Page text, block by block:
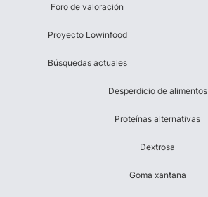
Foro de valoración
Proyecto Lowinfood
Búsquedas actuales
Desperdicio de alimentos
Proteínas alternativas
Dextrosa
Goma xantana